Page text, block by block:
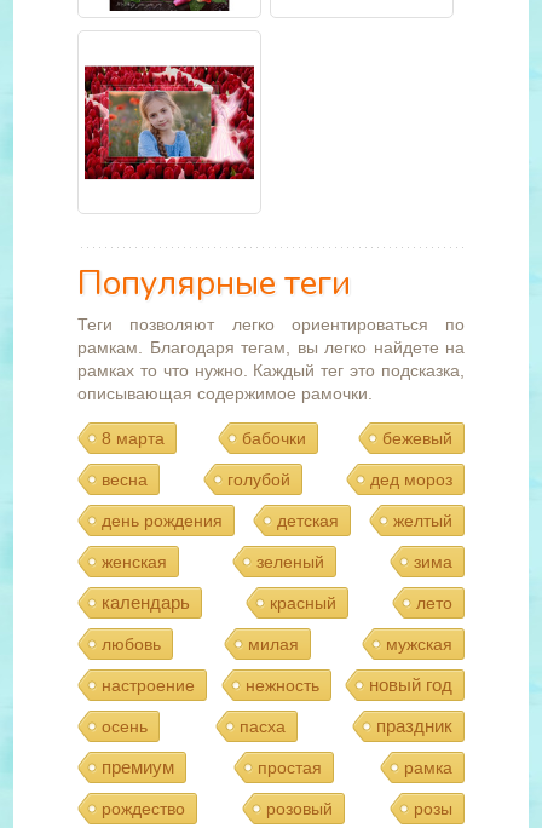
Популярные теги
Теги позволяют легко ориентироваться по
рамкам. Благодаря тегам, вы легко найдете на
рамках то что нужно. Каждый тег это подсказка,
описывающая содержимое рамочки.
8 марта бабочки бежевый
весна голубой дед мороз
день рождения детская желтый
женская зеленый зима
календарь красный лето
любовь милая мужская
настроение нежность новый год
осень пасха
праздник
премиум
простая рамка
рождество розовый розы